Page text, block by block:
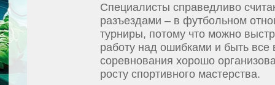
Специалисты справедливо
разъездами – в футбольном
турниры, потому что можно
работу над ошибками и быть все
соревнования хорошо
росту спортивного мастерства.